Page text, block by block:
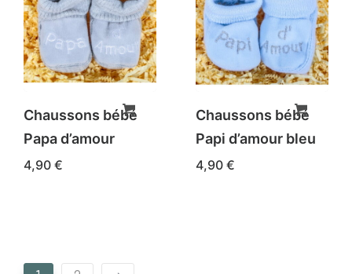
Chaussons bébé
Papa d’amour
4,90 €
Chaussons bébé
Papi d’amour bleu
4,90 €